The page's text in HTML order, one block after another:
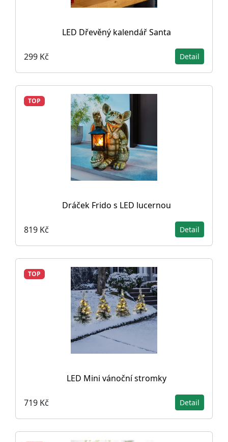
LED Dřevěný kalendář Santa
299 Kč Detail
TOP
Dráček Frido s LED lucernou
819 Kč Detail
TOP
LED Mini vánoční stromky
719 Kč Detail